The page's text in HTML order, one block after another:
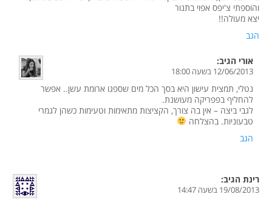
והוספתי צ'יפס אפוי בתנור
יצא מעולה!!
הגב
אורי הגיב:
12/06/2013 בשעה 18:00
נטלי, תמצית עישון היא בסך הכל מים שספגו ארומת עשן.. אפשר
להחליף בפפריקה מעושנת.
לגבי ביצה – אין בה צורך, הקציצות מתאימות וטעימות כשהן לגמרי
טבעוניות. בהצלחה
הגב
רינת הגיב:
19/08/2013 בשעה 14:47